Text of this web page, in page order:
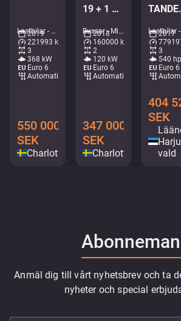
Lastbilar - Chassi • M028-1394
2019
221993 km
3
368 kW
Euro 6
Automatisk
550 000
SEK
Charlottenberg
19 + 1 PLATSER/RULLSTOLSLYFT
Bussar - Minibuss • M306-8993
2018
160000 km
2
120 kW
Euro 6
Automatisk
347 000
SEK
Charlottenberg
2017
3
540 hp
Euro 6
404
SEK
Harju
vald
Anmäl dig till vårt nyhetsbrev och ta
nyheter och special